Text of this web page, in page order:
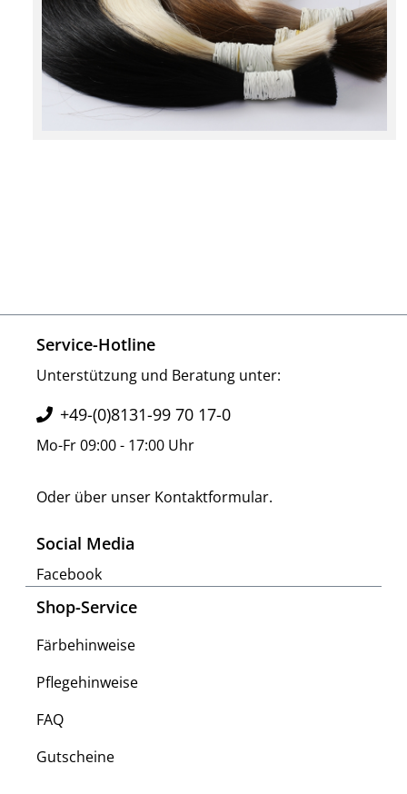
Service-Hotline
Unterstützung und Beratung unter:
+49-(0)8131-99 70 17-0
Mo-Fr 09:00 - 17:00 Uhr
Oder über unser Kontaktformular.
Social Media
Facebook
Shop-Service
Färbehinweise
Pflegehinweise
FAQ
Gutscheine